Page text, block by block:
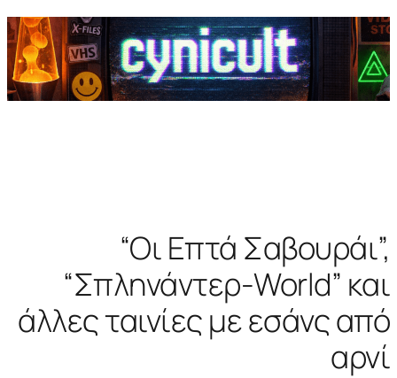
“Οι Επτά Σαβουράι”,
“Σπληνάντερ-World” και
άλλες ταινίες με εσάνς από
αρνί